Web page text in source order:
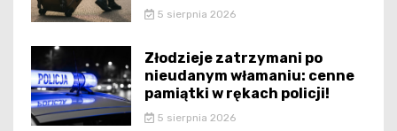
5 sierpnia 2026
Złodzieje zatrzymani po
nieudanym włamaniu: cenne
pamiątki w rękach policji!
5 sierpnia 2026